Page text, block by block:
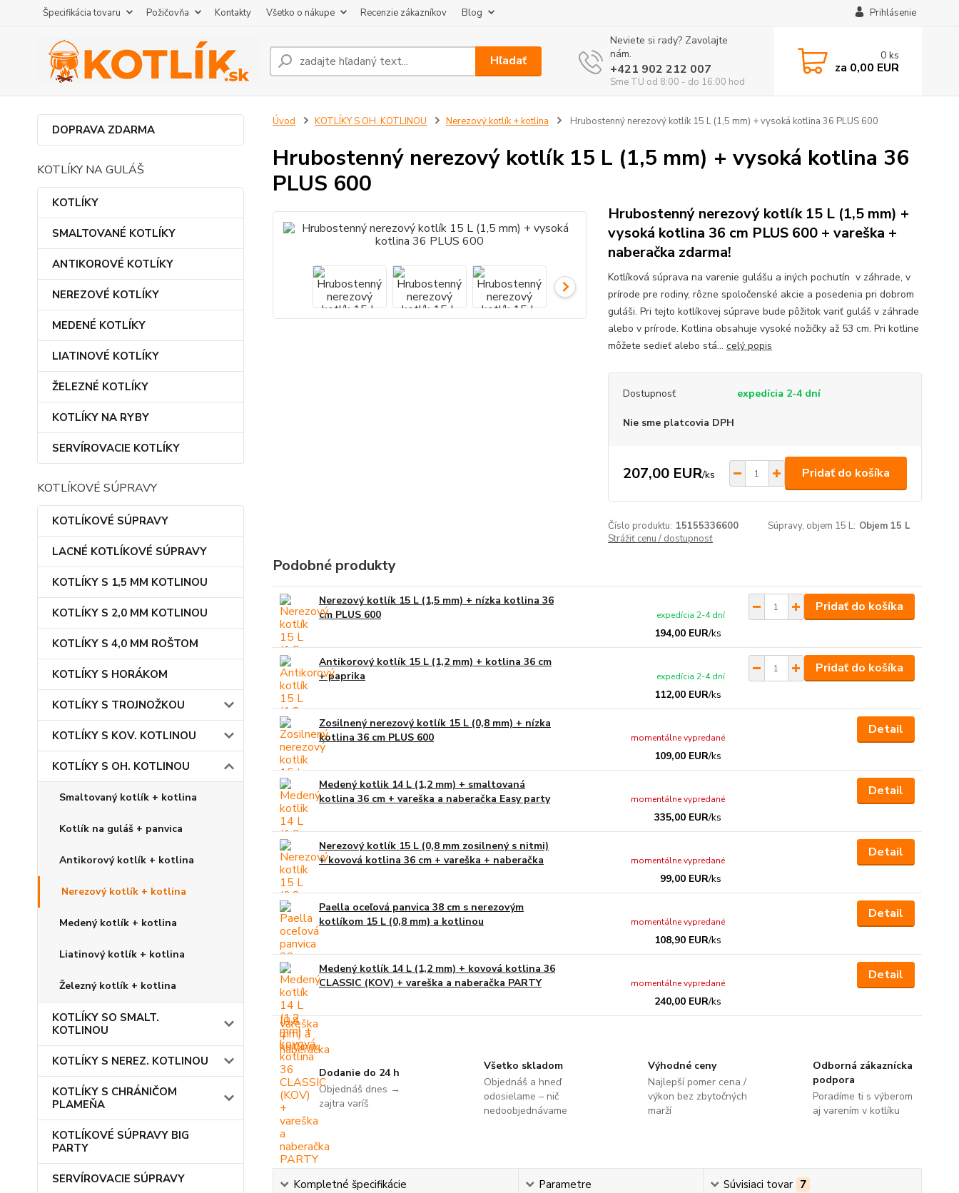
Špecifikácia tovaru Požičovňa Kontakty Všetko o nákupe Recenzie zákazníkov Blog Prihlásenie
Hľadať
Neviete si rady? Zavolajte
nám.
+421 902 212 007
Sme TU od 8:00 - do 16:00 hod
0 ks
za 0,00 EUR
DOPRAVA ZDARMA
KOTLÍKY NA GULÁŠ
KOTLÍKY
SMALTOVANÉ KOTLÍKY
ANTIKOROVÉ KOTLÍKY
NEREZOVÉ KOTLÍKY
MEDENÉ KOTLÍKY
LIATINOVÉ KOTLÍKY
ŽELEZNÉ KOTLÍKY
KOTLÍKY NA RYBY
SERVÍROVACIE KOTLÍKY
KOTLÍKOVÉ SÚPRAVY
KOTLÍKOVÉ SÚPRAVY
LACNÉ KOTLÍKOVÉ SÚPRAVY
KOTLÍKY S 1,5 MM KOTLINOU
KOTLÍKY S 2,0 MM KOTLINOU
KOTLÍKY S 4,0 MM ROŠTOM
KOTLÍKY S HORÁKOM
KOTLÍKY S TROJNOŽKOU
KOTLÍKY S KOV. KOTLINOU
KOTLÍKY S OH. KOTLINOU
Smaltovaný kotlík + kotlina
Kotlík na guláš + panvica
Antikorový kotlík + kotlina
Nerezový kotlík + kotlina
Medený kotlík + kotlina
Liatinový kotlík + kotlina
Železný kotlík + kotlina
KOTLÍKY SO SMALT.
KOTLINOU
KOTLÍKY S NEREZ. KOTLINOU
KOTLÍKY S CHRÁNIČOM
PLAMEŇA
KOTLÍKOVÉ SÚPRAVY BIG
PARTY
SERVÍROVACIE SÚPRAVY
Úvod KOTLÍKY S OH. KOTLINOU Nerezový kotlík + kotlina Hrubostenný nerezový kotlík 15 L (1,5 mm) + vysoká kotlina 36 PLUS 600
Hrubostenný nerezový kotlík 15 L (1,5 mm) + vysoká kotlina 36
PLUS 600
Hrubostenný nerezový kotlík 15 L (1,5 mm) +
vysoká kotlina 36 cm PLUS 600 + vareška +
naberačka zdarma!
Kotlíková súprava na varenie gulášu a iných pochutín v záhrade, v
prírode pre rodiny, rôzne spoločenské akcie a posedenia pri dobrom
guláši. Pri tejto kotlíkovej súprave bude pôžitok variť guláš v záhrade
alebo v prírode. Kotlina obsahuje vysoké nožičky až 53 cm. Pri kotline
môžete sedieť alebo stá... celý popis
Dostupnosť expedícia 2-4 dní
Nie sme platcovia DPH
207,00 EUR/ks Pridať do košíka
Číslo produktu: 15155336600 Súpravy, objem 15 L: Objem 15 L
Strážiť cenu / dostupnosť
Podobné produkty
Nerezový kotlík 15 L (1,5 mm) + nízka kotlina 36
cm PLUS 600
194,00 EUR/ks
expedícia 2-4 dní
Pridať do košíka
Antikorový kotlík 15 L (1,2 mm) + kotlina 36 cm
+ paprika
112,00 EUR/ks
expedícia 2-4 dní
Pridať do košíka
Zosilnený nerezový kotlík 15 L (0,8 mm) + nízka
kotlina 36 cm PLUS 600
109,00 EUR/ks
momentálne vypredané
Detail
Medený kotlik 14 L (1,2 mm) + smaltovaná
kotlina 36 cm + vareška a naberačka Easy party
335,00 EUR/ks
momentálne vypredané
Detail
Nerezový kotlík 15 L (0,8 mm zosilnený s nitmi)
+ kovová kotlina 36 cm + vareška + naberačka
99,00 EUR/ks
momentálne vypredané
Detail
Paella oceľová panvica 38 cm s nerezovým
kotlíkom 15 L (0,8 mm) a kotlinou
108,90 EUR/ks
momentálne vypredané
Detail
Medený kotlík 14 L (1,2 mm) + kovová kotlina 36
CLASSIC (KOV) + vareška a naberačka PARTY
240,00 EUR/ks
momentálne vypredané
Detail
Dodanie do 24 h
Objednáš dnes →
zajtra varíš
Všetko skladom
Objednáš a hneď
odosielame – nič
nedoobjednávame
Výhodné ceny
Najlepší pomer cena /
výkon bez zbytočných
marží
Odborná zákaznícka
podpora
Poradíme ti s výberom
aj varením v kotlíku
Kompletné špecifikácie Parametre Súvisiaci tovar 7